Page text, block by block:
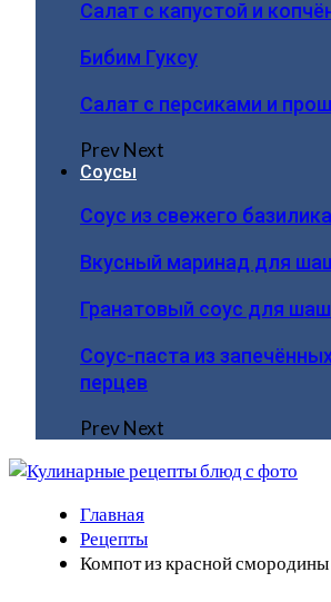
Салат с капустой и
Бибим Гуксу
Салат с персиками и
PrevNext
Соусы
Соус из свежего
Вкусный маринад для
Гранатовый соус для
Соус-паста из
перцев
PrevNext
Главная
Рецепты
Компот из красной